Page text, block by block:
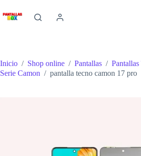
al
contenido
Inicio / Shop online / Pantallas /
Serie Camon / pantalla tecno camon 17 pro